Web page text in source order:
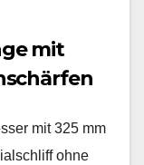
mit
mit 325 mm
ohne